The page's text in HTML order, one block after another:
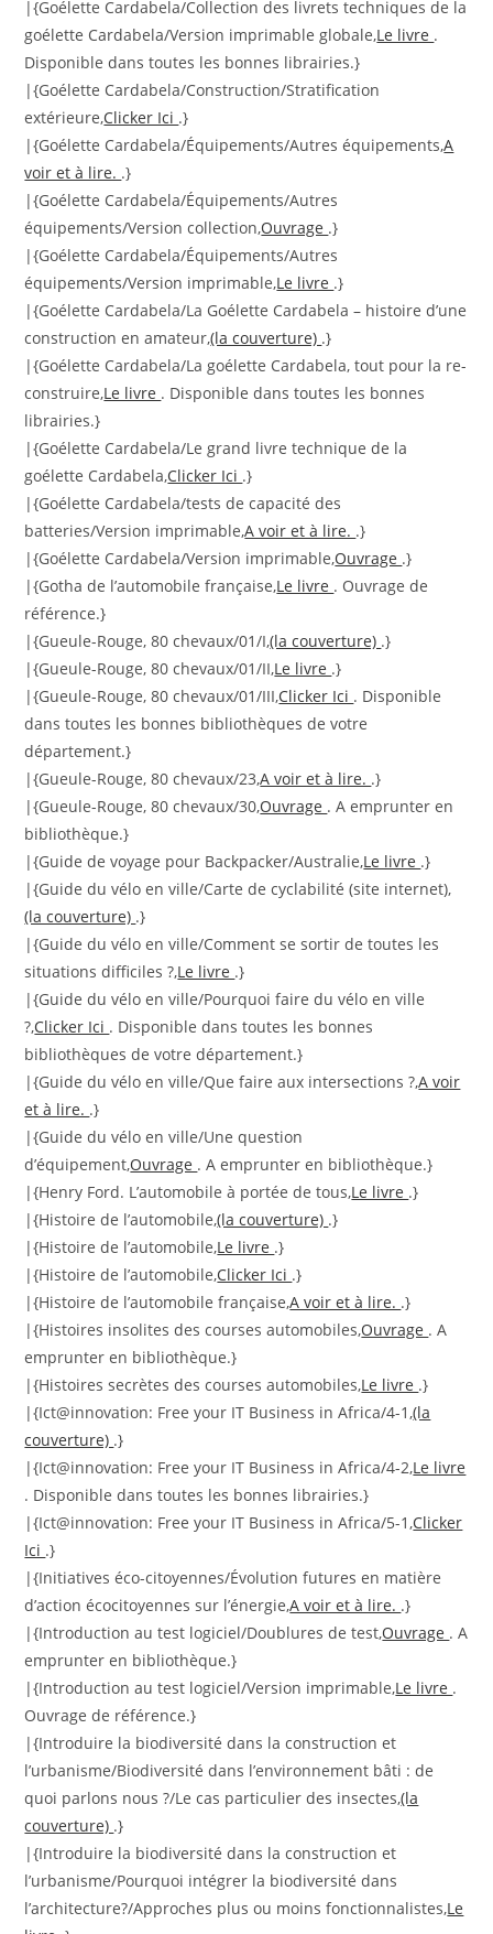
|{Goélette Cardabela/Collection des livrets techniques de la
goélette Cardabela/Version imprimable globale,Le livre .
Disponible dans toutes les bonnes librairies.}
|{Goélette Cardabela/Construction/Stratification
extérieure,Clicker Ici .}
|{Goélette Cardabela/Équipements/Autres équipements,A
voir et à lire. .}
|{Goélette Cardabela/Équipements/Autres
équipements/Version collection,Ouvrage .}
|{Goélette Cardabela/Équipements/Autres
équipements/Version imprimable,Le livre .}
|{Goélette Cardabela/La Goélette Cardabela – histoire d’une
construction en amateur,(la couverture) .}
|{Goélette Cardabela/La goélette Cardabela, tout pour la re-
construire,Le livre . Disponible dans toutes les bonnes
librairies.}
|{Goélette Cardabela/Le grand livre technique de la
goélette Cardabela,Clicker Ici .}
|{Goélette Cardabela/tests de capacité des
batteries/Version imprimable,A voir et à lire. .}
|{Goélette Cardabela/Version imprimable,Ouvrage .}
|{Gotha de l’automobile française,Le livre . Ouvrage de
référence.}
|{Gueule-Rouge, 80 chevaux/01/I,(la couverture) .}
|{Gueule-Rouge, 80 chevaux/01/II,Le livre .}
|{Gueule-Rouge, 80 chevaux/01/III,Clicker Ici . Disponible
dans toutes les bonnes bibliothèques de votre
département.}
|{Gueule-Rouge, 80 chevaux/23,A voir et à lire. .}
|{Gueule-Rouge, 80 chevaux/30,Ouvrage . A emprunter en
bibliothèque.}
|{Guide de voyage pour Backpacker/Australie,Le livre .}
|{Guide du vélo en ville/Carte de cyclabilité (site internet),
(la couverture) .}
|{Guide du vélo en ville/Comment se sortir de toutes les
situations difficiles ?,Le livre .}
|{Guide du vélo en ville/Pourquoi faire du vélo en ville
?,Clicker Ici . Disponible dans toutes les bonnes
bibliothèques de votre département.}
|{Guide du vélo en ville/Que faire aux intersections ?,A voir
et à lire. .}
|{Guide du vélo en ville/Une question
d’équipement,Ouvrage . A emprunter en bibliothèque.}
|{Henry Ford. L’automobile à portée de tous,Le livre .}
|{Histoire de l’automobile,(la couverture) .}
|{Histoire de l’automobile,Le livre .}
|{Histoire de l’automobile,Clicker Ici .}
|{Histoire de l’automobile française,A voir et à lire. .}
|{Histoires insolites des courses automobiles,Ouvrage . A
emprunter en bibliothèque.}
|{Histoires secrètes des courses automobiles,Le livre .}
|{Ict@innovation: Free your IT Business in Africa/4-1,(la
couverture) .}
|{Ict@innovation: Free your IT Business in Africa/4-2,Le livre
. Disponible dans toutes les bonnes librairies.}
|{Ict@innovation: Free your IT Business in Africa/5-1,Clicker
Ici .}
|{Initiatives éco-citoyennes/Évolution futures en matière
d’action écocitoyennes sur l’énergie,A voir et à lire. .}
|{Introduction au test logiciel/Doublures de test,Ouvrage . A
emprunter en bibliothèque.}
|{Introduction au test logiciel/Version imprimable,Le livre .
Ouvrage de référence.}
|{Introduire la biodiversité dans la construction et
l’urbanisme/Biodiversité dans l’environnement bâti : de
quoi parlons nous ?/Le cas particulier des insectes,(la
couverture) .}
|{Introduire la biodiversité dans la construction et
l’urbanisme/Pourquoi intégrer la biodiversité dans
l’architecture?/Approches plus ou moins fonctionnalistes,Le